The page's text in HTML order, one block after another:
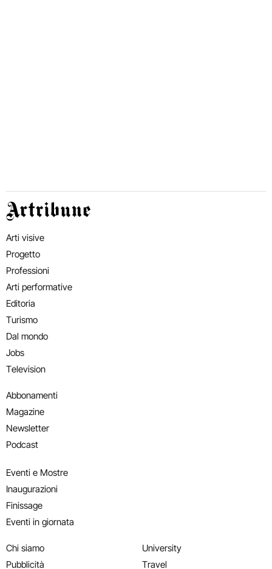
Artribune
Arti visive
Progetto
Professioni
Arti performative
Editoria
Turismo
Dal mondo
Jobs
Television
Abbonamenti
Magazine
Newsletter
Podcast
Eventi e Mostre
Inaugurazioni
Finissage
Eventi in giornata
Chi siamo
Pubblicità
University
Travel